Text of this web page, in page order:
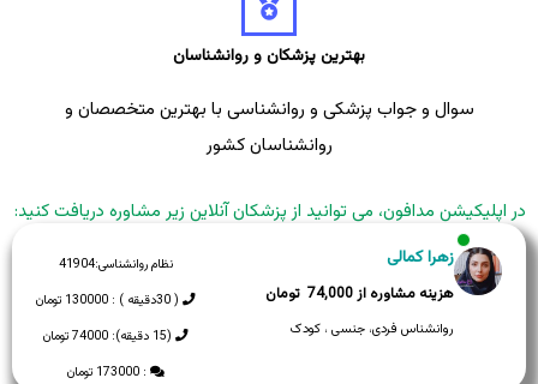
بهترین پزشکان و روانشناسان
سوال و جواب پزشکی و روانشناسی با بهترین متخصصان و
روانشناسان کشور
در اپلیکیشن مدافون، می توانید از پزشکان آنلاین زیر مشاوره دریافت کنید:
نظام روانشناسی:41904
( 30دقیقه ) : 130000 تومان
(15 دقیقه): 74000 تومان
: 173000 تومان
زهرا کمالی
74,000
روانشناس فردی، جنسی ، کودک